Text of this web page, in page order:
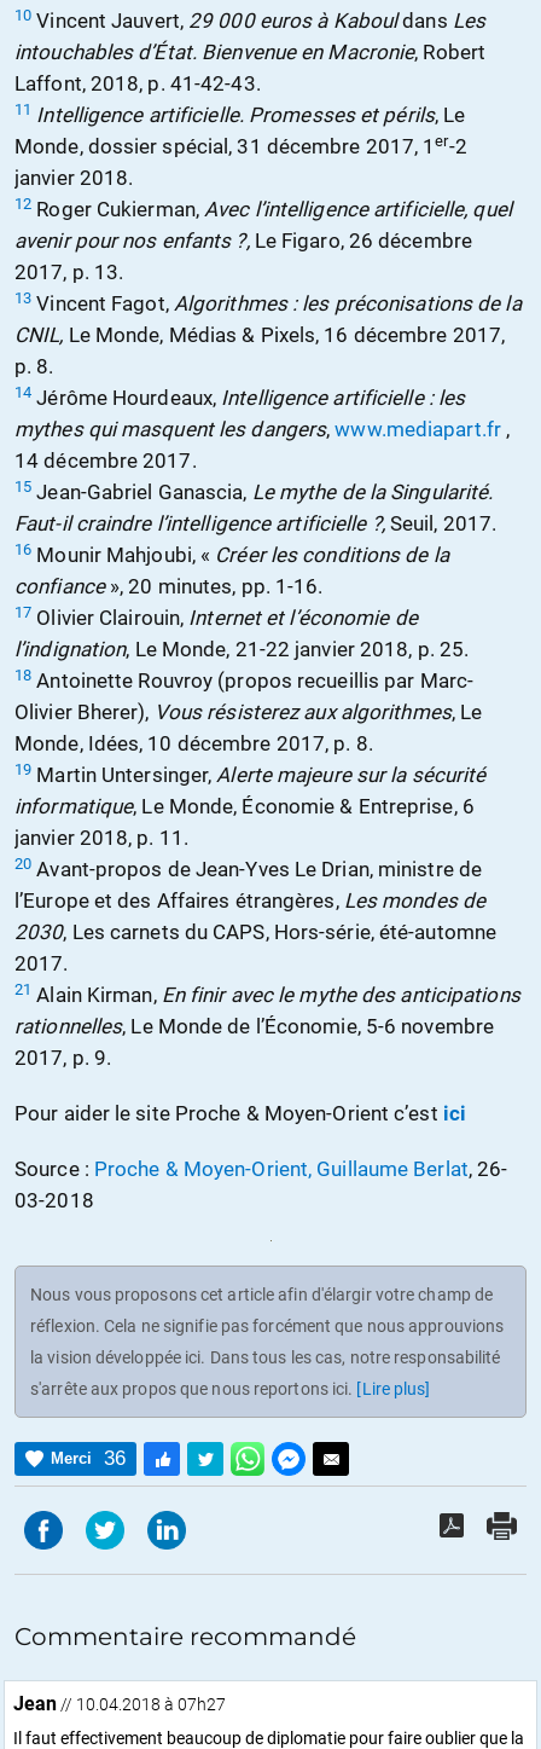
10 Vincent Jauvert, 29 000 euros à Kabouldans Les
intouchables d’État. Bienvenue en Macronie, Robert
Laffont, 2018, p. 41-42-43.
11 Intelligence artificielle. Promesses et périls, Le
Monde, dossier spécial, 31 décembre 2017, 1er-2
janvier 2018.
12 Roger Cukierman,Avec l’intelligence artificielle, quel
avenir pour nos enfants ?,Le Figaro, 26 décembre
2017, p. 13.
13 Vincent Fagot, Algorithmes : les préconisations de la
CNIL, Le Monde, Médias & Pixels, 16 décembre 2017,
p. 8.
14 Jérôme Hourdeaux, Intelligence artificielle : les
mythes qui masquent les dangers,www.mediapart.fr,
14 décembre 2017.
15 Jean-Gabriel Ganascia, Le mythe de la Singularité.
Faut-il craindre l’intelligence artificielle ?,Seuil, 2017.
16 Mounir Mahjoubi, « Créer les conditions de la
confiance», 20 minutes, pp. 1-16.
17 Olivier Clairouin, Internet et l’économie de
l’indignation, Le Monde, 21-22 janvier 2018, p. 25.
18 Antoinette Rouvroy (propos recueillis par Marc-
Olivier Bherer), Vous résisterez aux algorithmes, Le
Monde, Idées, 10 décembre 2017, p. 8.
19 Martin Untersinger,Alerte majeure sur la sécurité
informatique, Le Monde, Économie & Entreprise, 6
janvier 2018, p. 11.
20 Avant-propos de Jean-Yves Le Drian, ministre de
l’Europe et des Affaires étrangères, Les mondes de
2030, Les carnets du CAPS, Hors-série, été-automne
2017.
21 Alain Kirman, En finir avec le mythe des anticipations
rationnelles, Le Monde de l’Économie, 5-6 novembre
2017, p. 9.
Pour aider le site Proche & Moyen-Orient c’est ici
Source : Proche & Moyen-Orient, Guillaume Berlat, 26-
03-2018
Nous vous proposons cet article afin d'élargir votre champ de
réflexion. Cela ne signifie pas forcément que nous approuvions
la vision développée ici. Dans tous les cas, notre responsabilité
s'arrête aux propos que nous reportons ici. [Lire plus]
Merci 36
Commentaire recommandé
Jean // 10.04.2018 à 07h27
Il faut effectivement beaucoup de diplomatie pour faire oublier que la